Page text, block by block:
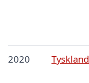
2020 Tyskland